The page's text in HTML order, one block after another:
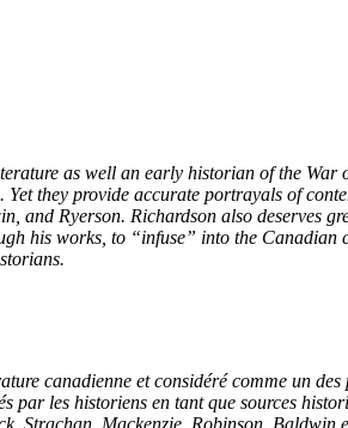
as well an early historian of the
they provide accurate portrayals of
and Ryerson. Richardson also deserves
his works, to “infuse” into the
canadienne et considéré comme un
par les historiens en tant que sources
Strachan, Mackenzie, Robinson,